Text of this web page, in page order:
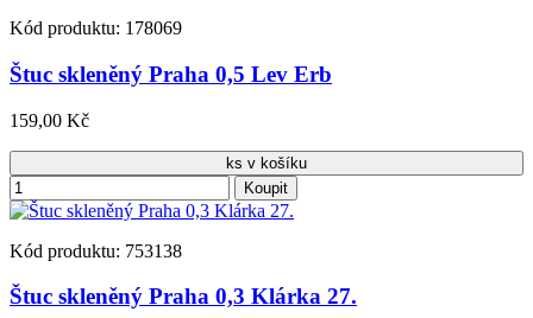
Kód produktu: 178069
Štuc skleněný Praha 0,5 Lev Erb
159,00 Kč
ks v košíku
Koupit
Kód produktu: 753138
Štuc skleněný Praha 0,3 Klárka 27.